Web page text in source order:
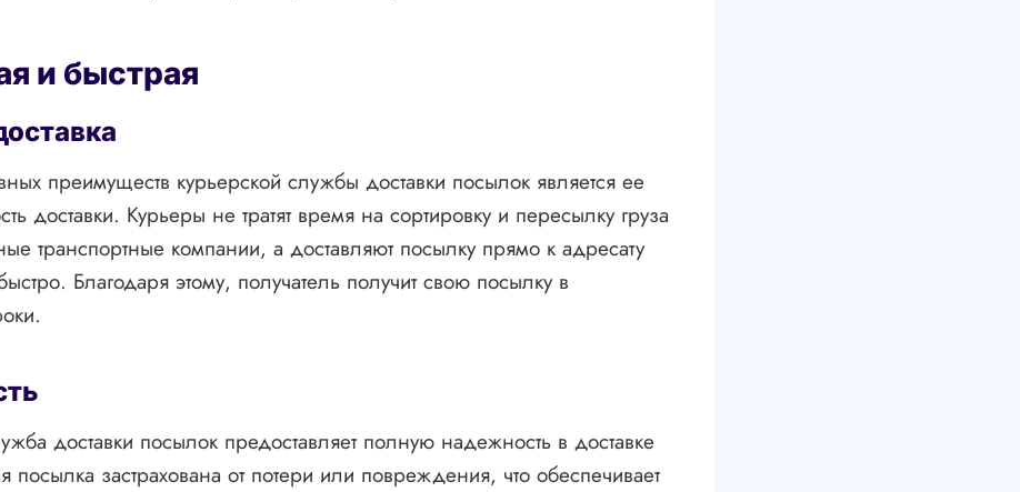
и быстрая
преимуществ курьерской службы доставки посылок является ее
доставки. Курьеры не тратят время на сортировку и пересылку груза
транспортные компании, а доставляют посылку прямо к адресату
Благодаря этому, получатель получит свою посылку в
доставки посылок предоставляет полную надежность в доставке
посылка застрахована от потери или повреждения, что обеспечивает